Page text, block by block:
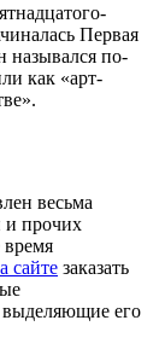
Первая
назывался по-
как «арт-
весьма
и прочих
сайте заказать
выделяющие его